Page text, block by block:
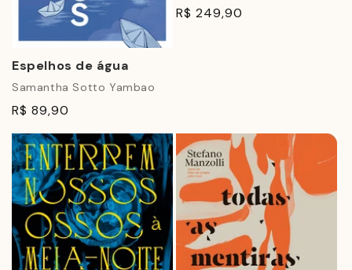
Espelhos de água
Samantha Sotto Yambao
R$ 89,90
R$ 249,90